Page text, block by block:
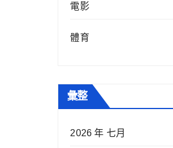
電影
體育
彙整
2026 年 七月